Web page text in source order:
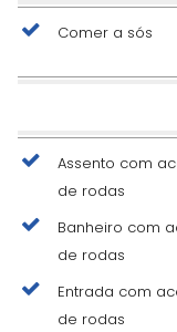
Comer a sós
Assento com
de rodas
Banheiro com
de rodas
Entrada com
de rodas